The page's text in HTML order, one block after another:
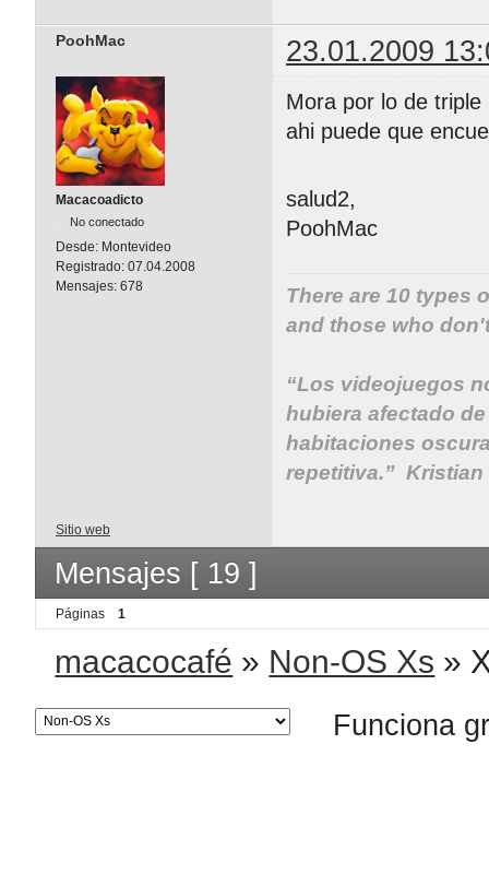
PoohMac 23.01.2009
Macacoadicto
No conectado
Desde: Montevideo
Registrado: 07.04.2008
Mensajes: 678
Mora por lo de
ahi puede que
salud2,
PoohMac
There are 10 types
and those who
“Los videojuegos
hubiera afectado
habitaciones
repetitiva.” Kristian
Sitio web
Mensajes [ 19 ]
Páginas 1
macacocafé » Non-OS Xs »
Funciona